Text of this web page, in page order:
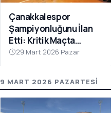
Çanakkalespor
Şampiyonluğunu İlan
Etti: Kritik Maçta
Galibiyet Geldi
29 Mart 2026 Pazar
9 MART 2026 PAZARTESI